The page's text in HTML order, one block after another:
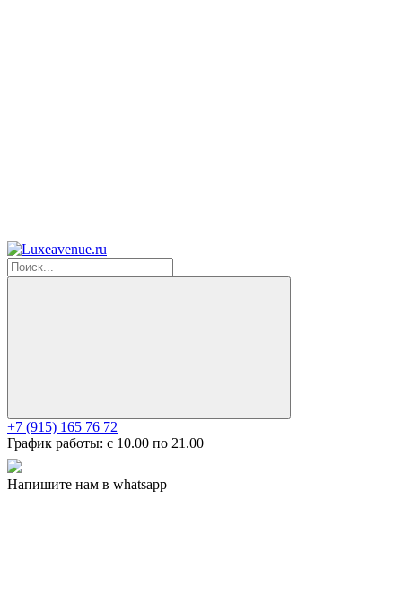
+7 (915) 165 76 72
График работы: c 10.00 по 21.00
Напишите нам в whatsapp